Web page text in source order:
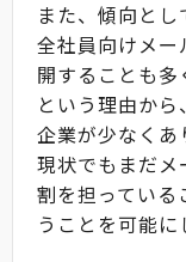
また、傾向と
全社員向けメ
開することも
という理由か
企業が少なくあ
現状でもまだメ
割を担っている
うことを可能に